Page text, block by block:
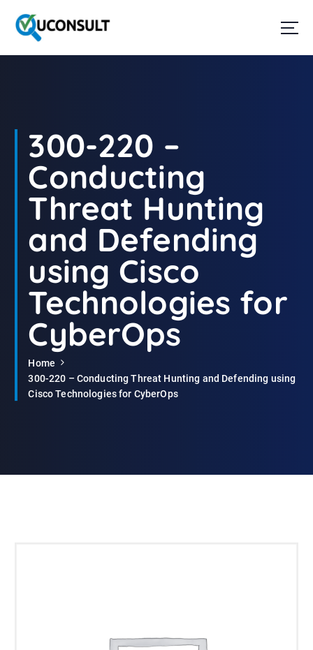
a
300-220 –
Conducting
Threat Hunting
and Defending
using Cisco
Technologies for
CyberOps
Home
300-220 – Conducting Threat Hunting and Defending using
Cisco Technologies for CyberOps